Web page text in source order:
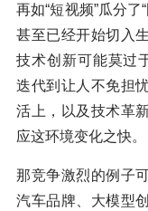
再如“短视频”瓜分了
甚至已经开始切入
技术创新可能莫过
迭代到让人不免担
活上，以及技术革
应这环境变化之快。
那竞争激烈的例子
汽车品牌、大模型